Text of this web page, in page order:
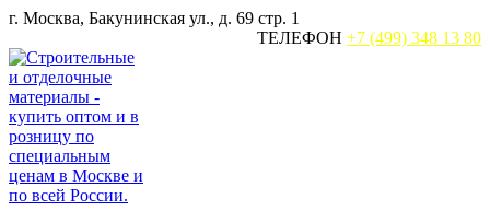
Перейти
содержанию
г. Москва, Бакунинская ул., д. 69 стр. 1
ТЕЛЕФОН +7 (499) 348 13 80